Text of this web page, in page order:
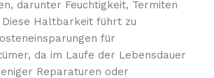
darunter Feuchtigkeit, Termiten
Diese Haltbarkeit führt zu
für
da im Laufe der Lebensdauer
Reparaturen oder